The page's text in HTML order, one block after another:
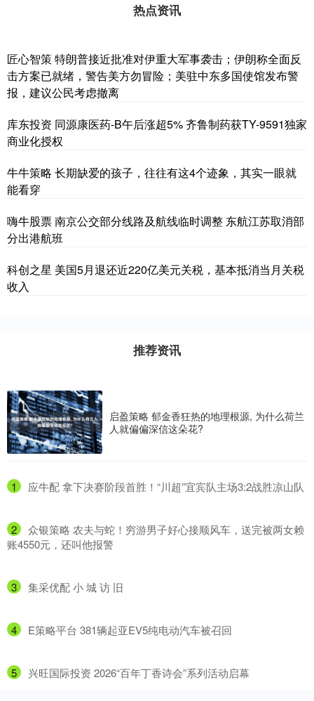
热点资讯
匠心智策 特朗普接近批准对伊重大军事袭击；伊朗称全面反
击方案已就绪，警告美方勿冒险；美驻中东多国使馆发布警
报，建议公民考虑撤离
库东投资 同源康医药-B午后涨超5% 齐鲁制药获TY-9591独家
商业化授权
牛牛策略 长期缺爱的孩子，往往有这4个迹象，其实一眼就
能看穿
嗨牛股票 南京公交部分线路及航线临时调整 东航江苏取消部
分出港航班
科创之星 美国5月退还近220亿美元关税，基本抵消当月关税
收入
推荐资讯
启盈策略 郁金香狂热的地理根源, 为什么荷兰
人就偏偏深信这朵花?
1 ​应牛配 拿下决赛阶段首胜！“川超”宜宾队主场3:2战胜凉山队
2
​众银策略 农夫与蛇！穷游男子好心接顺风车，送完被两女赖
账4550元，还叫他报警
3 ​集采优配 小 城 访 旧
4 ​E策略平台 381辆起亚EV5纯电动汽车被召回
5 ​兴旺国际投资 2026“百年丁香诗会”系列活动启幕